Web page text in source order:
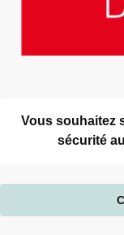
Vous souhaitez
sécurité